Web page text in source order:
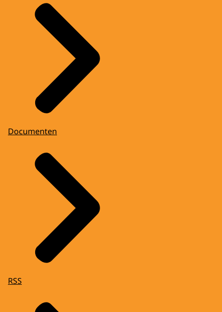
Documenten
RSS